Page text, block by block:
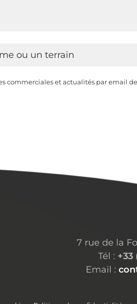
commerciales et actualités par email
7 rue de la
Tél : +33
Email :